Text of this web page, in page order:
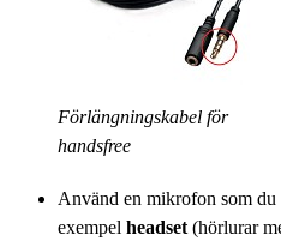
Förlängningskabel för
handsfree
Använd en mikrofon som
exempel headset (hörlurar